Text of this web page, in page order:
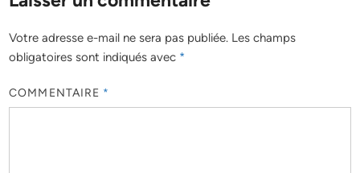
Votre adresse e-mail ne sera pas publiée. Les champs
obligatoires sont indiqués avec *
COMMENTAIRE *